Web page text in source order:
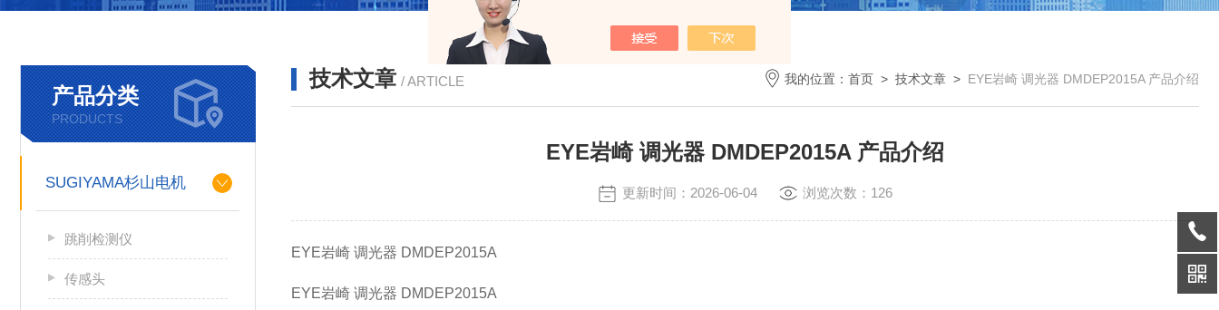
产品分类
PRODUCTS
SUGIYAMA杉山电机
跳削检测仪
传感头
技术文章 / ARTICLE 我的位置： 首页 > 技术文章 > EYE岩崎 调光器 DMDEP2015A 产品介绍
EYE岩崎 调光器 DMDEP2015A 产品介绍
更新时间：2026-06-04 浏览次数：126
EYE岩崎 调光器 DMDEP2015A
EYE岩崎 调光器 DMDEP2015A